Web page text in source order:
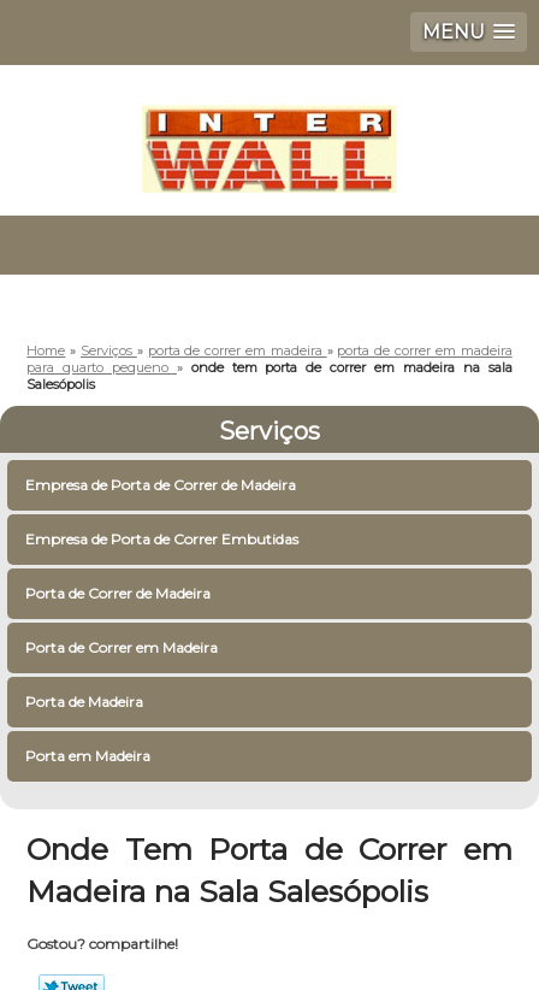
MENU
Home » Serviços » porta de correr em madeira » porta de correr em madeira
para quarto pequeno » onde tem porta de correr em madeira na sala
Salesópolis
Serviços
Empresa de Porta de Correr de Madeira
Empresa de Porta de Correr Embutidas
Porta de Correr de Madeira
Porta de Correr em Madeira
Porta de Madeira
Porta em Madeira
Onde Tem Porta de Correr em
Madeira na Sala Salesópolis
Gostou? compartilhe!